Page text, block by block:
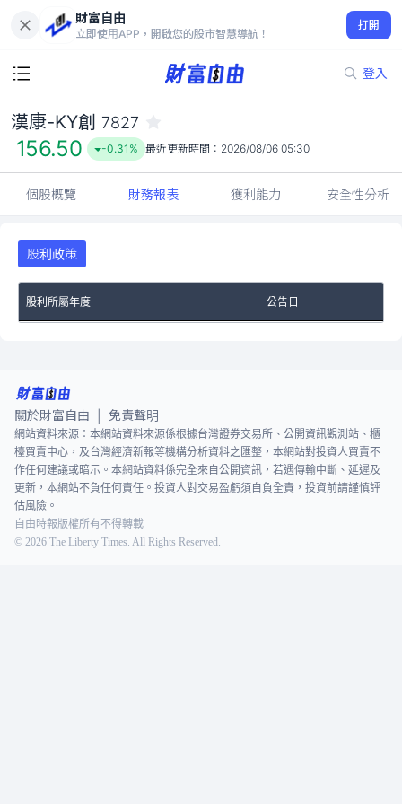
財富自由
立即使用APP，開啟您的股市智慧導航！
打開
登入
156.50
-0.31%
漢康-KY創 7827
156.50 -0.31% 最近更新時間： 2026/08/06 05:30
個股概覽 財務報表 獲利能力 安全性分析
股利政策
股利所屬年度 公告日
關於財富自由 免責聲明
網站資料來源：本網站資料來源係根據台灣證券交易所、公開資訊觀測站、櫃
檯買賣中心，及台灣經濟新報等機構分析資料之匯整，本網站對投資人買賣不
作任何建議或暗示。本網站資料係完全來自公開資訊，若遇傳輸中斷、延遲及
更新，本網站不負任何責任。投資人對交易盈虧須自負全責，投資前請謹慎評
估風險。
自由時報版權所有不得轉載
© 2026 The Liberty Times. All Rights Reserved.